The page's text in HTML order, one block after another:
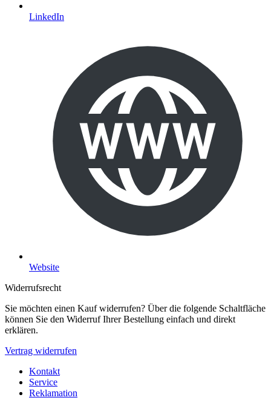
LinkedIn
Website
Widerrufsrecht
Sie möchten einen Kauf widerrufen? Über die folgende Schaltfläche
können Sie den Widerruf Ihrer Bestellung einfach und direkt
erklären.
Vertrag widerrufen
Kontakt
Service
Reklamation